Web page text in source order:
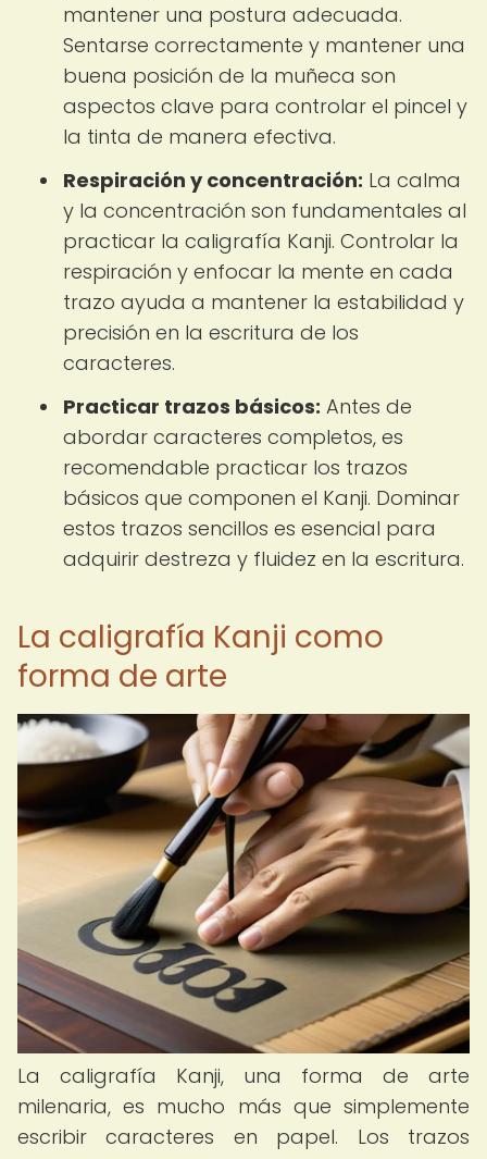
mantener una postura adecuada.
Sentarse correctamente y mantener una
buena posición de la muñeca son
aspectos clave para controlar el pincel y
la tinta de manera efectiva.
Respiración y concentración: La calma
y la concentración son fundamentales al
practicar la caligrafía Kanji. Controlar la
respiración y enfocar la mente en cada
trazo ayuda a mantener la estabilidad y
precisión en la escritura de los
caracteres.
Practicar trazos básicos: Antes de
abordar caracteres completos, es
recomendable practicar los trazos
básicos que componen el Kanji. Dominar
estos trazos sencillos es esencial para
adquirir destreza y fluidez en la escritura.
La caligrafía Kanji como
forma de arte
La caligrafía Kanji, una forma de arte
milenaria, es mucho más que simplemente
escribir caracteres en papel. Los trazos